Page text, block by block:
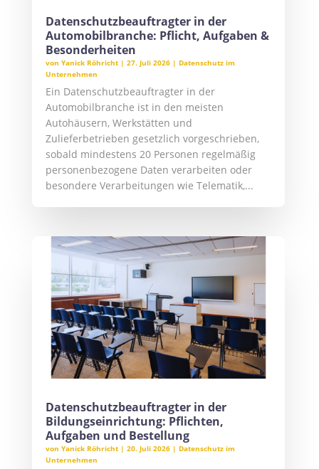
Datenschutzbeauftragter in der
Automobilbranche: Pflicht, Aufgaben &
Besonderheiten
von Yanick Röhricht| 27. Juli 2026| Datenschutz im
Unternehmen
Ein Datenschutzbeauftragter in der
Automobilbranche ist in den meisten
Autohäusern, Werkstätten und
Zulieferbetrieben gesetzlich vorgeschrieben,
sobald mindestens 20 Personen regelmäßig
personenbezogene Daten verarbeiten oder
besondere Verarbeitungen wie Telematik,...
Datenschutzbeauftragter in der
Bildungseinrichtung: Pflichten,
Aufgaben und Bestellung
von Yanick Röhricht| 20. Juli 2026| Datenschutz im
Unternehmen